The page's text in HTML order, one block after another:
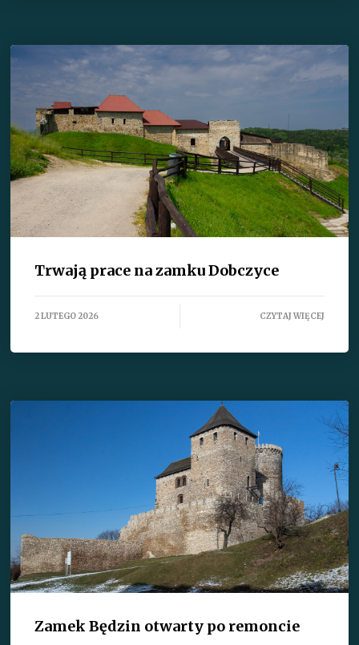
Trwają prace na zamku Dobczyce
2 LUTEGO 2026 CZYTAJ WIĘCEJ
Zamek Będzin otwarty po remoncie